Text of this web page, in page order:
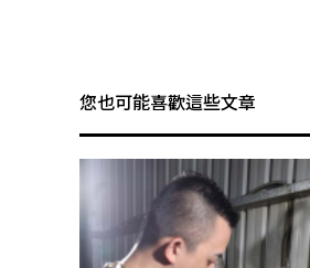
您也可能喜歡這些文章